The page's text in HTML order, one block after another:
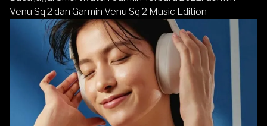
Venu Sq 2 dan Garmin Venu Sq 2 Music Edition